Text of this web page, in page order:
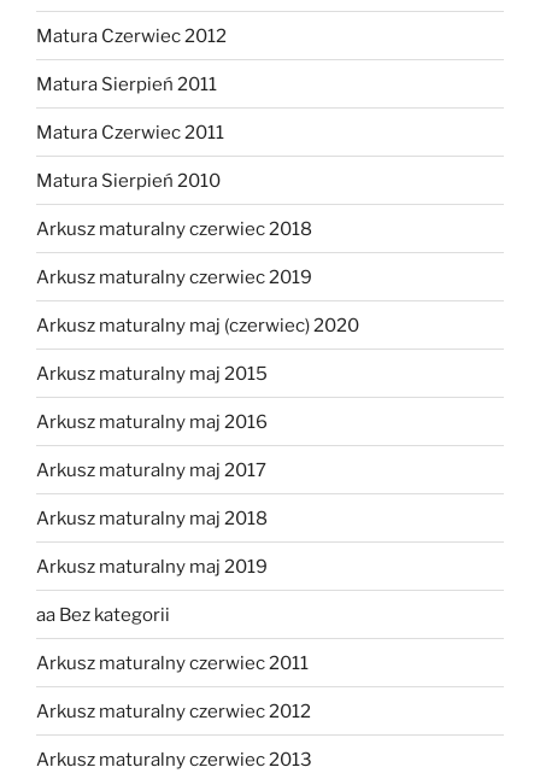
Matura Czerwiec 2012
Matura Sierpień 2011
Matura Czerwiec 2011
Matura Sierpień 2010
Arkusz maturalny czerwiec 2018
Arkusz maturalny czerwiec 2019
Arkusz maturalny maj (czerwiec) 2020
Arkusz maturalny maj 2015
Arkusz maturalny maj 2016
Arkusz maturalny maj 2017
Arkusz maturalny maj 2018
Arkusz maturalny maj 2019
aa Bez kategorii
Arkusz maturalny czerwiec 2011
Arkusz maturalny czerwiec 2012
Arkusz maturalny czerwiec 2013